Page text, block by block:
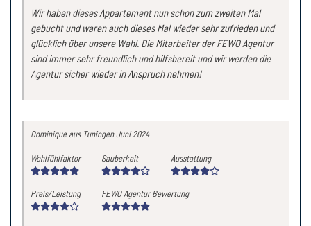
Wir haben dieses Appartement nun schon zum zweiten Mal
gebucht und waren auch dieses Mal wieder sehr zufrieden und
glücklich über unsere Wahl. Die Mitarbeiter der FEWO Agentur
sind immer sehr freundlich und hilfsbereit und wir werden die
Agentur sicher wieder in Anspruch nehmen!
Dominiqueaus TuningenJuni 2024
Wohlfühlfaktor Sauberkeit Ausstattung
Preis/Leistung FEWO Agentur Bewertung